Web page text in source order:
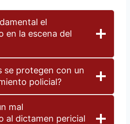
el
en la escena del
se protegen con un
policial?
mal
al dictamen pericial